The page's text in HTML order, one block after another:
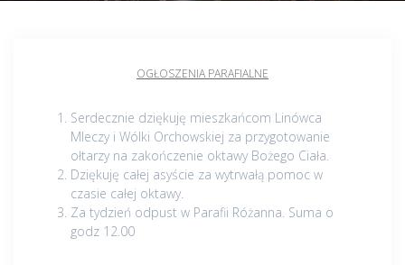
OGŁOSZENIA PARAFIALNE
Serdecznie dziękuję mieszkańcom Linówca
Mleczy i Wólki Orchowskiej za przygotowanie
ołtarzy na zakończenie oktawy Bożego Ciała.
Dziękuję całej asyście za wytrwałą pomoc w
czasie całej oktawy.
Za tydzień odpust w Parafii Różanna. Suma o
godz 12.00